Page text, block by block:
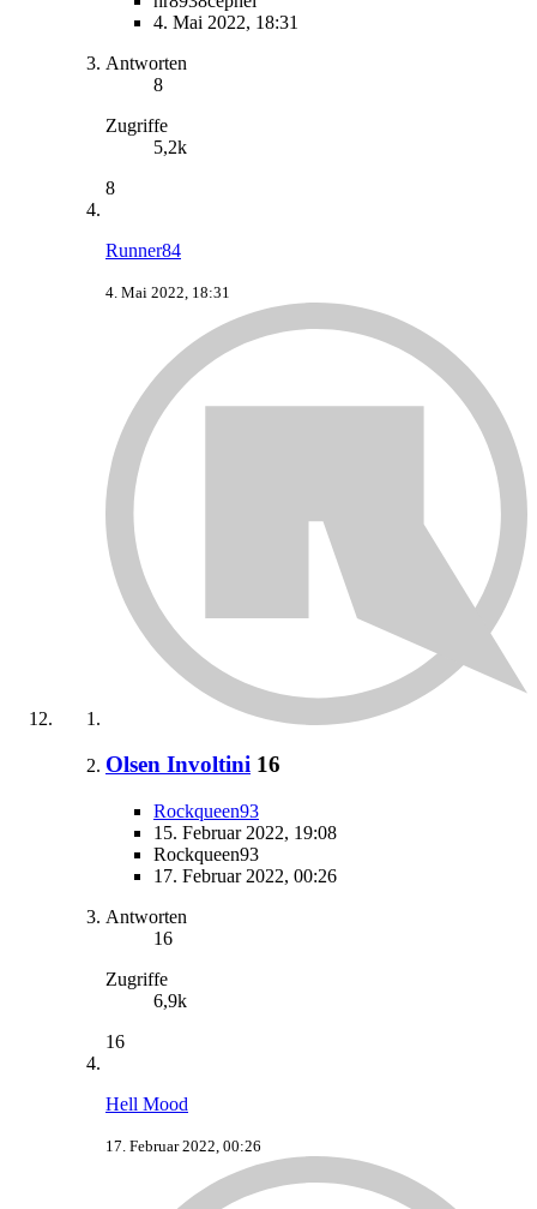
4. Mai 2022, 18:31
Antworten
8
Zugriffe
5,2k
8
Runner84
4. Mai 2022, 18:31
Olsen Involtini 16
Rockqueen93
15. Februar 2022, 19:08
Rockqueen93
17. Februar 2022, 00:26
Antworten
16
Zugriffe
6,9k
16
Hell Mood
17. Februar 2022, 00:26